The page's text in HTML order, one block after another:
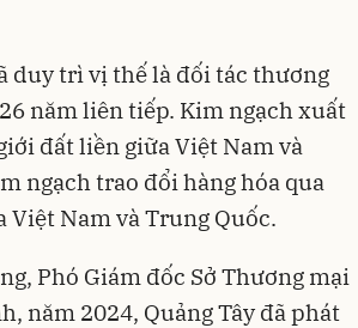
duy trì vị thế là đối tác thương
năm liên tiếp. Kim ngạch xuất
đất liền giữa Việt Nam và
ngạch trao đổi hàng hóa qua
Nam và Trung Quốc.
Phó Giám đốc Sở Thương mại
năm 2024, Quảng Tây đã phát